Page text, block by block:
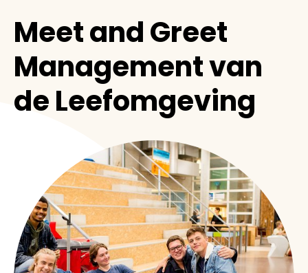
Meet and Greet
Management van
de Leefomgeving